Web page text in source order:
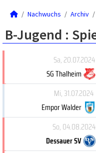
Nachwuchs Archiv
B-Jugend :
Sa, 20.07.2024
SG Thalheim
Mi, 31.07.2024
Empor Walder
So, 04.08.2024
Dessauer SV